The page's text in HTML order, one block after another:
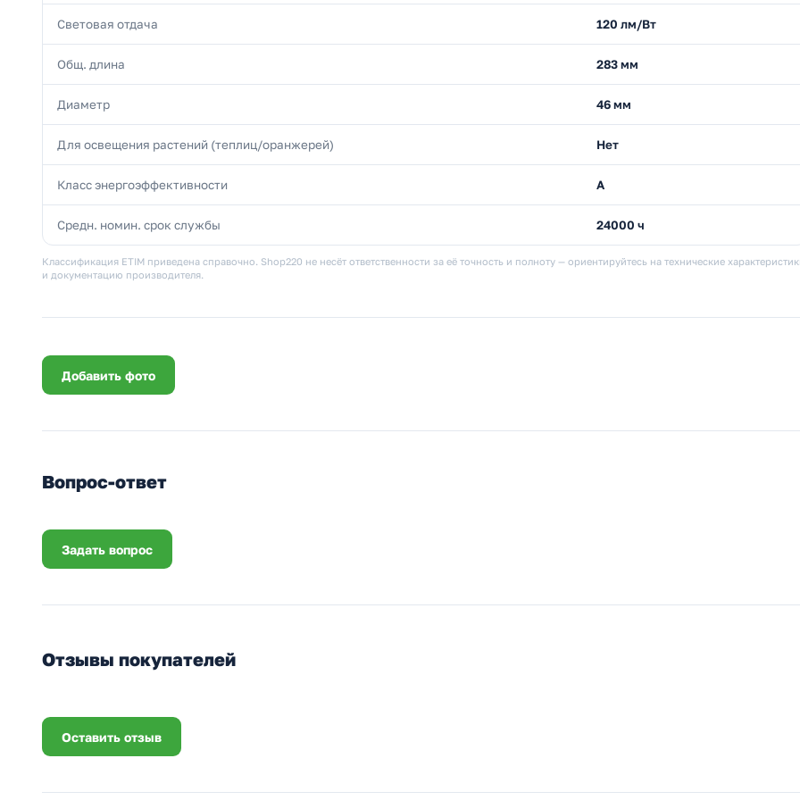
Световая отдача 120 лм/Вт
Общ. длина 283 мм
Диаметр 46 мм
Для освещения растений (теплиц/оранжерей) Нет
Класс энергоэффективности A
Средн. номин. срок службы 24000 ч
Классификация ETIM приведена справочно. Shop220 не несёт ответственности за её точность и полноту — ориентируйтесь на технические
и документацию производителя.
Добавить фото
Вопрос-ответ
Задать вопрос
Отзывы покупателей
Оставить отзыв